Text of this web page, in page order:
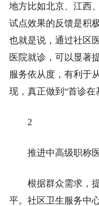
地方比如北京、江西
试点效果的反馈是积
也就是说，通过社区
医院就诊，可以显著
服务依从度，有利于
现，真正做到“首诊在
2
推进中高级职称
根据群众需求，
平。社区卫生服务中